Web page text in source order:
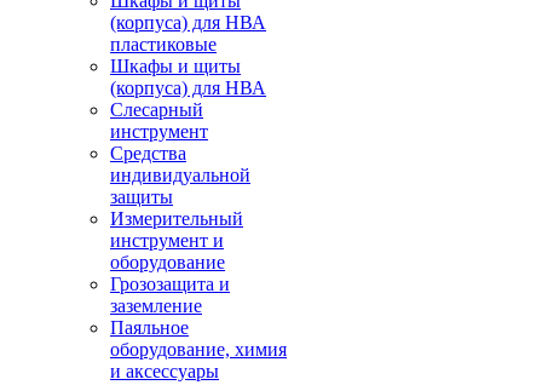
(корпуса) для НВА
пластиковые
Шкафы и щиты
(корпуса) для НВА
Слесарный
инструмент
Средства
индивидуальной
защиты
Измерительный
инструмент и
оборудование
Грозозащита и
заземление
Паяльное
оборудование, химия
и аксессуары